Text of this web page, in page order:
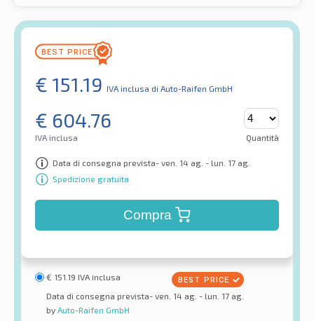
€ 151.19 IVA inclusa di Auto-Raifen GmbH
€ 604.76
IVA inclusa Quantità
Data di consegna prevista- ven. 14 ag. - lun. 17 ag.
Spedizione gratuita
Compra
€ 151.19 IVA inclusa
Data di consegna prevista- ven. 14 ag. - lun. 17 ag.
by Auto-Raifen GmbH